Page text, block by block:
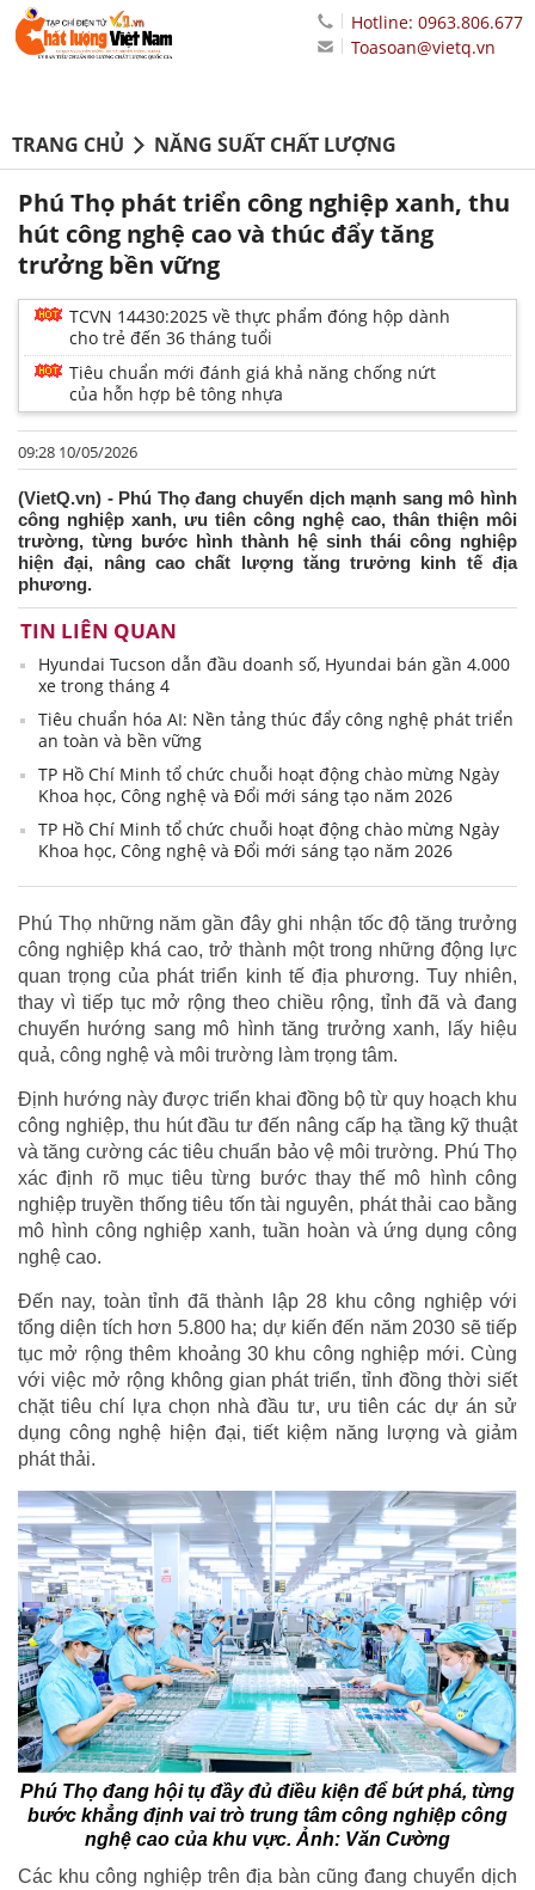
Hotline: 0963.806.677
Toasoan@vietq.vn
TRANG CHỦ NĂNG SUẤT CHẤT LƯỢNG
Phú Thọ phát triển công nghiệp xanh, thu
hút công nghệ cao và thúc đẩy tăng
trưởng bền vững
TCVN 14430:2025 về thực phẩm đóng hộp dành
cho trẻ đến 36 tháng tuổi
Tiêu chuẩn mới đánh giá khả năng chống nứt
của hỗn hợp bê tông nhựa
09:28 10/05/2026
(VietQ.vn) - Phú Thọ đang chuyển dịch mạnh sang mô hình
công nghiệp xanh, ưu tiên công nghệ cao, thân thiện môi
trường, từng bước hình thành hệ sinh thái công nghiệp
hiện đại, nâng cao chất lượng tăng trưởng kinh tế địa
phương.
TIN LIÊN QUAN
Hyundai Tucson dẫn đầu doanh số, Hyundai bán gần 4.000
xe trong tháng 4
Tiêu chuẩn hóa AI: Nền tảng thúc đẩy công nghệ phát triển
an toàn và bền vững
TP Hồ Chí Minh tổ chức chuỗi hoạt động chào mừng Ngày
Khoa học, Công nghệ và Đổi mới sáng tạo năm 2026
TP Hồ Chí Minh tổ chức chuỗi hoạt động chào mừng Ngày
Khoa học, Công nghệ và Đổi mới sáng tạo năm 2026
Phú Thọ những năm gần đây ghi nhận tốc độ tăng trưởng
công nghiệp khá cao, trở thành một trong những động lực
quan trọng của phát triển kinh tế địa phương. Tuy nhiên,
thay vì tiếp tục mở rộng theo chiều rộng, tỉnh đã và đang
chuyển hướng sang mô hình tăng trưởng xanh, lấy hiệu
quả, công nghệ và môi trường làm trọng tâm.
Định hướng này được triển khai đồng bộ từ quy hoạch khu
công nghiệp, thu hút đầu tư đến nâng cấp hạ tầng kỹ thuật
và tăng cường các tiêu chuẩn bảo vệ môi trường. Phú Thọ
xác định rõ mục tiêu từng bước thay thế mô hình công
nghiệp truyền thống tiêu tốn tài nguyên, phát thải cao bằng
mô hình công nghiệp xanh, tuần hoàn và ứng dụng công
nghệ cao.
Đến nay, toàn tỉnh đã thành lập 28 khu công nghiệp với
tổng diện tích hơn 5.800 ha; dự kiến đến năm 2030 sẽ tiếp
tục mở rộng thêm khoảng 30 khu công nghiệp mới. Cùng
với việc mở rộng không gian phát triển, tỉnh đồng thời siết
chặt tiêu chí lựa chọn nhà đầu tư, ưu tiên các dự án sử
dụng công nghệ hiện đại, tiết kiệm năng lượng và giảm
phát thải.
Phú Thọ đang hội tụ đầy đủ điều kiện để bứt phá, từng
bước khẳng định vai trò trung tâm công nghiệp công
nghệ cao của khu vực. Ảnh: Văn Cường
Các khu công nghiệp trên địa bàn cũng đang chuyển dịch